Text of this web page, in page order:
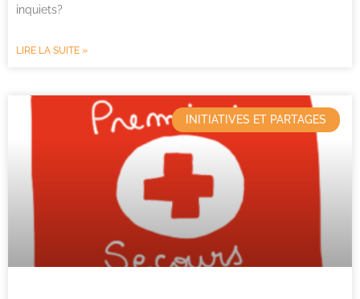
inquiets?
LIRE LA SUITE »
INITIATIVES ET PARTAGES